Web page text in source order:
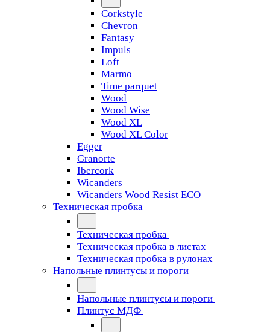
Corkstyle
Chevron
Fantasy
Impuls
Loft
Marmo
Time parquet
Wood
Wood Wise
Wood XL
Wood XL Color
Egger
Granorte
Ibercork
Wicanders
Wicanders Wood Resist ECO
Техническая пробка
Техническая пробка
Техническая пробка в листах
Техническая пробка в рулонах
Напольные плинтусы и пороги
Напольные плинтусы и пороги
Плинтус МДФ